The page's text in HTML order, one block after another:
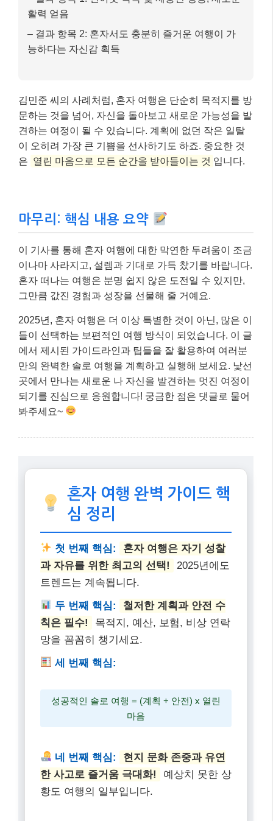
활력 얻음
– 결과 항목 2: 혼자서도 충분히 즐거운 여행이 가
능하다는 자신감 획득
김민준 씨의 사례처럼, 혼자 여행은 단순히 목적지를 방
문하는 것을 넘어, 자신을 돌아보고 새로운 가능성을 발
견하는 여정이 될 수 있습니다. 계획에 없던 작은 일탈
이 오히려 가장 큰 기쁨을 선사하기도 하죠. 중요한 것
은 열린 마음으로 모든 순간을 받아들이는 것 입니다.
마무리: 핵심 내용 요약
이 기사를 통해 혼자 여행에 대한 막연한 두려움이 조금
이나마 사라지고, 설렘과 기대로 가득 찼기를 바랍니다.
혼자 떠나는 여행은 분명 쉽지 않은 도전일 수 있지만,
그만큼 값진 경험과 성장을 선물해 줄 거예요.
2025년, 혼자 여행은 더 이상 특별한 것이 아닌, 많은 이
들이 선택하는 보편적인 여행 방식이 되었습니다. 이 글
에서 제시된 가이드라인과 팁들을 잘 활용하여 여러분
만의 완벽한 솔로 여행을 계획하고 실행해 보세요. 낯선
곳에서 만나는 새로운 나 자신을 발견하는 멋진 여정이
되기를 진심으로 응원합니다! 궁금한 점은 댓글로 물어
봐주세요~
혼자 여행 완벽 가이드 핵
심 정리
첫 번째 핵심:
혼자 여행은 자기 성찰
과 자유를 위한 최고의 선택!
2025년에도
트렌드는 계속됩니다.
두 번째 핵심:
철저한 계획과 안전 수
칙은 필수!
목적지, 예산, 보험, 비상 연락
망을 꼼꼼히 챙기세요.
세 번째 핵심:
성공적인 솔로 여행 = (계획 + 안전) x 열린
마음
네 번째 핵심:
현지 문화 존중과 유연
한 사고로 즐거움 극대화!
예상치 못한 상
황도 여행의 일부입니다.